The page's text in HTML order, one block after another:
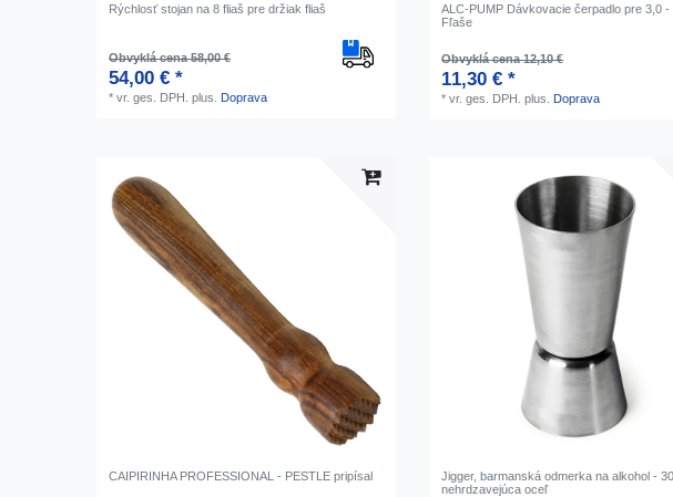
Rýchlosť stojan na 8 fliaš pre držiak fliaš
Obvyklá cena 58,00 €
54,00 € *
*vr. ges. DPH. plus. Doprava
ALC-PUMP Dávkovacie čerpadlo pre 3,0 -
Fľaše
Obvyklá cena 12,10 €
11,30 € *
*vr. ges. DPH. plus. Doprava
CAIPIRINHA PROFESSIONAL - PESTLE pripísal
Jigger, barmanská odmerka na alkohol -
nehrdzavejúca oceľ